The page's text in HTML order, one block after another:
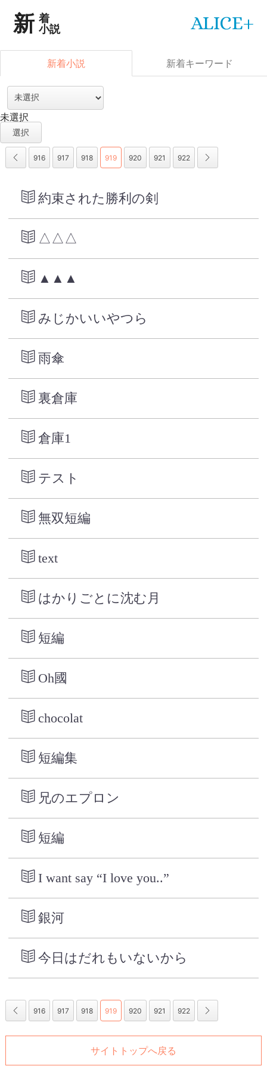
新着
小説
ALICE+
新着小説 新着キーワード
未選択
916 917 918 919 920 921 922
約束された勝利の剣
△△△
▲▲▲
みじかいいやつら
雨傘
裏倉庫
倉庫1
テスト
無双短編
text
はかりごとに沈む月
短編
Oh國
chocolat
短編集
兄のエプロン
短編
I want say “I love you..”
銀河
今日はだれもいないから
916 917 918 919 920 921 922
サイトトップへ戻る